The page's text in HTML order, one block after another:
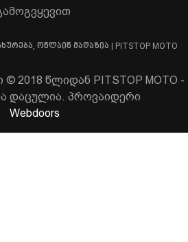
ონლაინ მაღაზია | PITSTOP MOTO
2018 წლიდან PITSTOP MOTO -
დაცულია. პროვაიდერი
Webdoors